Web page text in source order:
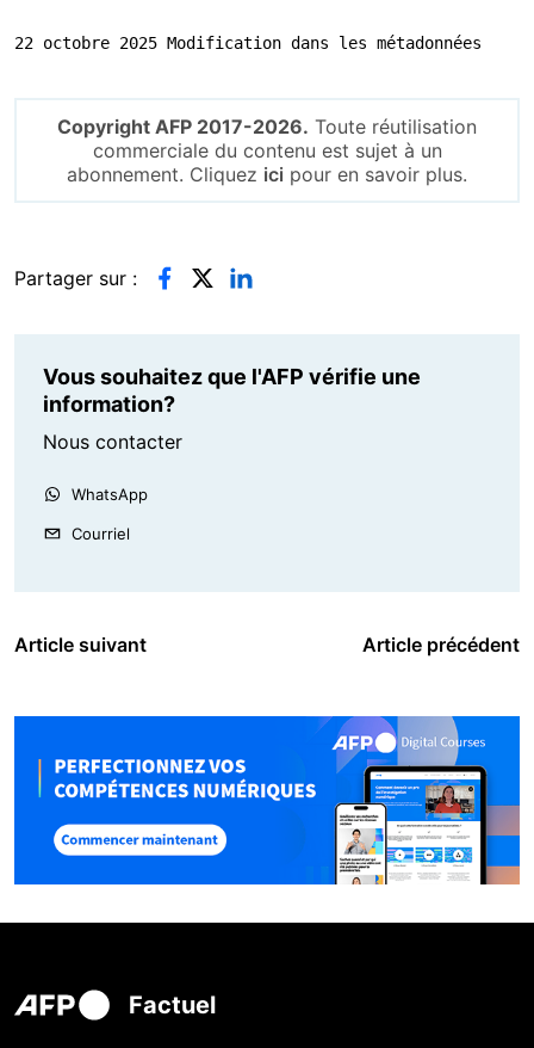
22 octobre 2025 Modification dans les métadonnées
Copyright AFP 2017-2026. Toute réutilisation
commerciale du contenu est sujet à un
abonnement. Cliquez ici pour en savoir plus.
Partager sur :
Vous souhaitez que l'AFP vérifie une
information?
Nous contacter
WhatsApp
Courriel
Article suivant Article précédent
Factuel